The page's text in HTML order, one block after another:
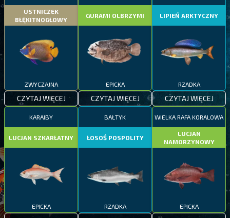
USTNICZEK
BŁĘKITNOGŁOWY
ZWYCZAJNA
CZYTAJ WIĘCEJ
GURAMI OLBRZYMI
EPICKA
CZYTAJ WIĘCEJ
LIPIEŃ ARKTYCZNY
RZADKA
CZYTAJ WIĘCEJ
KARAIBY
LUCJAN SZKARŁATNY
EPICKA
BAŁTYK
ŁOSOŚ POSPOLITY
RZADKA
WIELKA RAFA KORALOWA
LUCJAN
NAMORZYNOWY
EPICKA